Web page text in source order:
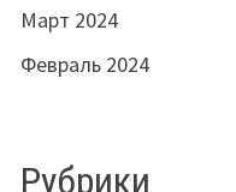
Март 2024
Февраль 2024
Рубрики